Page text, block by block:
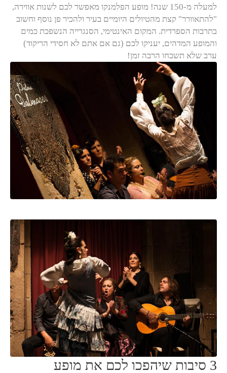
למעלה מ-150 שנה! מופע הפלמנקו מאפשר לכם לשנות אווירה,
"להתאוורר" קצת מהטיולים היומיים בעיר ולהכיר פן נוסף וחשוב
בתרבות הספרדית. המקום האינטימי, הסנגרייה הנשפכת כמים
והמופע המדהים, יעניקו לכם (גם אם אתם לא חסידי הריקוד)
ערב שלא תשכחו הרבה זמן!
3 סיבות שיהפכו לכם את מופע